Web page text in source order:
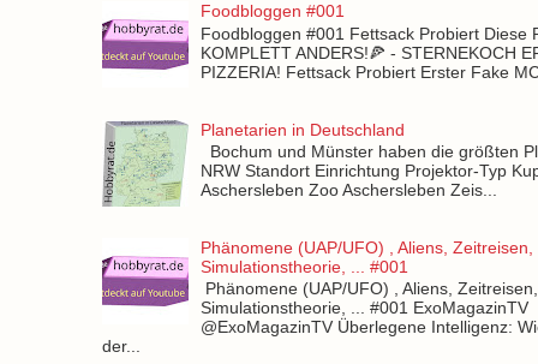
Foodbloggen #001
Foodbloggen #001 Fettsack Probiert Diese
KOMPLETT ANDERS!🍕 - STERNEKOCH
PIZZERIA! Fettsack Probiert Erster Fake
Planetarien in Deutschland
Bochum und Münster haben die größten
NRW Standort Einrichtung Projektor-Typ
Aschersleben Zoo Aschersleben Zeis...
Phänomene (UAP/UFO) , Aliens, Zeitreisen,
Simulationstheorie, ... #001
Phänomene (UAP/UFO) , Aliens, Zeitreisen,
Simulationstheorie, ... #001 ExoMagazinTV
@ExoMagazinTV Überlegene Intelligenz:
der...